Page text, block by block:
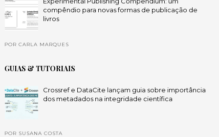
compêndio para novas formas de publicação de
livros
POR CARLA MARQUES
GUIAS & TUTORIAIS
Crossref e DataCite lançam guia sobre importância
dos metadados na integridade científica
POR SUSANA COSTA